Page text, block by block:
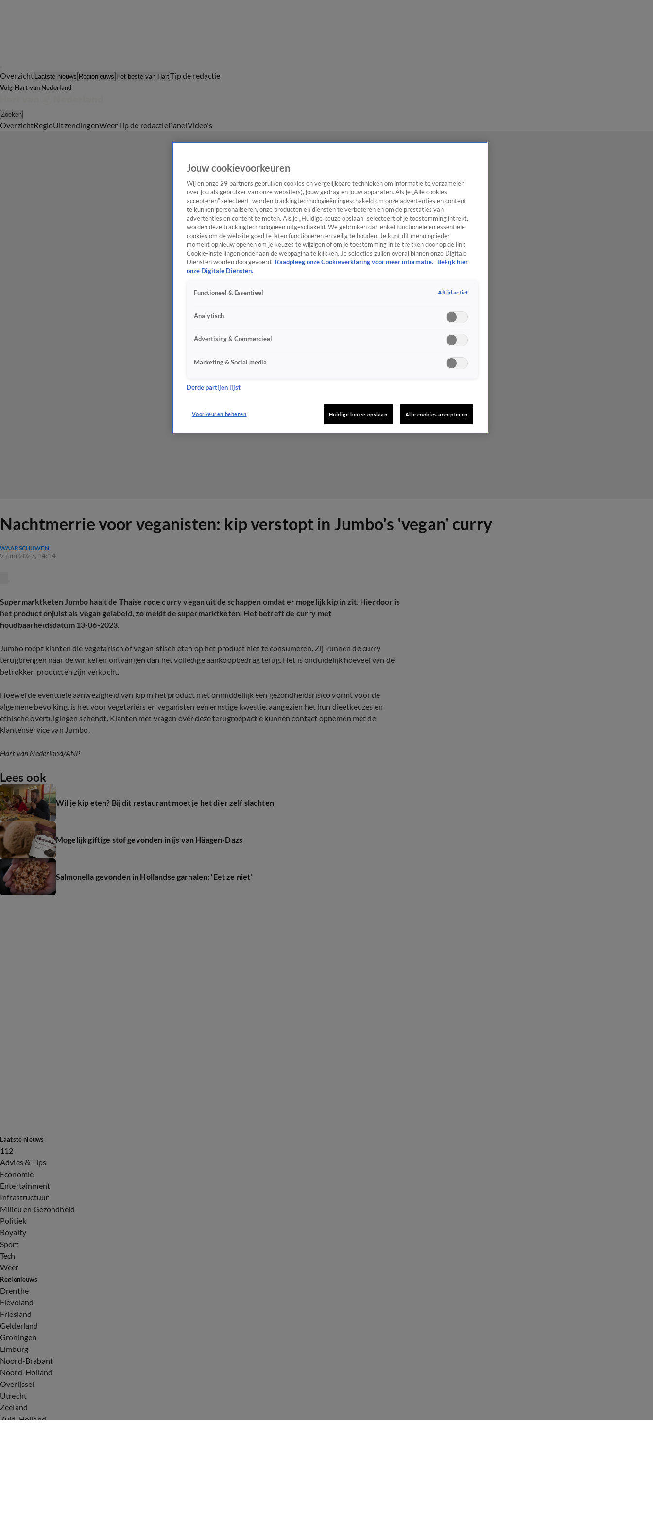
Overzicht Laatste nieuws Regionieuws Het beste van HartTip de redactie
Volg Hart van Nederland
Zoeken
OverzichtRegioUitzendingenWeerTip de redactiePanelVideo's
Nachtmerrie voor veganisten: kip verstopt in Jumbo's 'vegan' curry
WAARSCHUWEN
9 juni 2023, 14:14
Supermarktketen Jumbo haalt de Thaise rode curry vegan uit de schappen omdat er mogelijk kip in zit. Hierdoor is
het product onjuist als vegan gelabeld, zo meldt de supermarktketen. Het betreft de curry met
houdbaarheidsdatum 13-06-2023.
Jumbo roept klanten die vegetarisch of veganistisch eten op het product niet te consumeren. Zij kunnen de curry
terugbrengen naar de winkel en ontvangen dan het volledige aankoopbedrag terug. Het is onduidelijk hoeveel van de
betrokken producten zijn verkocht.
Hoewel de eventuele aanwezigheid van kip in het product niet onmiddellijk een gezondheidsrisico vormt voor de
algemene bevolking, is het voor vegetariërs en veganisten een ernstige kwestie, aangezien het hun dieetkeuzes en
ethische overtuigingen schendt. Klanten met vragen over deze terugroepactie kunnen contact opnemen met de
klantenservice van Jumbo.
Hart van Nederland/ANP
Lees ook
Wil je kip eten? Bij dit restaurant moet je het dier zelf slachten
Mogelijk giftige stof gevonden in ijs van Häagen-Dazs
Salmonella gevonden in Hollandse garnalen: 'Eet ze niet'
Laatste nieuws
112
Advies & Tips
Economie
Entertainment
Infrastructuur
Milieu en Gezondheid
Politiek
Royalty
Sport
Tech
Weer
Regionieuws
Drenthe
Flevoland
Friesland
Gelderland
Groningen
Limburg
Noord-Brabant
Noord-Holland
Overijssel
Utrecht
Zeeland
Zuid-Holland
Jouw cookievoorkeuren
Wij en onze 29 partners gebruiken cookies en vergelijkbare technieken om informatie te verzamelen
over jou als gebruiker van onze website(s), jouw gedrag en jouw apparaten. Als je „Alle cookies
accepteren” selecteert, worden trackingtechnologieën ingeschakeld om onze advertenties en content
te kunnen personaliseren, onze producten en diensten te verbeteren en om de prestaties van
advertenties en content te meten. Als je „Huidige keuze opslaan” selecteert of je toestemming intrekt,
worden deze trackingtechnologieën uitgeschakeld. We gebruiken dan enkel functionele en essentiële
cookies om de website goed te laten functioneren en veilig te houden. Je kunt dit menu op ieder
moment opnieuw openen om je keuzes te wijzigen of om je toestemming in te trekken door op de link
Cookie-instellingen onder aan de webpagina te klikken. Je selecties zullen overal binnen onze Digitale
Diensten worden doorgevoerd. Raadpleeg onze Cookieverklaring voor meer informatie.
Bekijk hier
onze Digitale Diensten.
Functioneel & Essentieel Altijd actief
Analytisch
Advertising & Commercieel
Marketing & Social media
Derde partijen lijst
Voorkeuren beheren Huidige keuze opslaan Alle cookies accepteren